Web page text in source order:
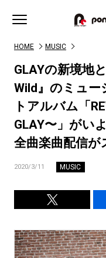
HOME MUSIC
GLAYの新境地
Wild』のミュー
トアルバム「
GLAY〜」がい
全曲楽曲配信が
2020/3/11 MUSIC